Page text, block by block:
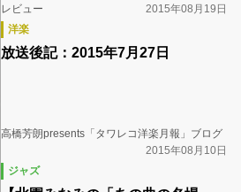
レビュー
2015年08月19日
洋楽
放送後記：2015年7月27日
高橋芳朗presents「タワレコ洋楽月報」ブログ
2015年08月10日
ジャズ